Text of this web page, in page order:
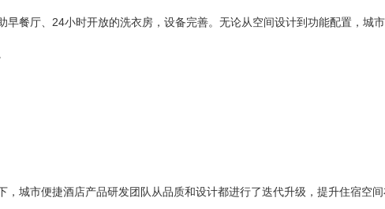
早餐厅、24小时开放的洗衣房，设备完善。无论从空间设计到功能配置，城
，城市便捷酒店产品研发团队从品质和设计都进行了迭代升级，提升住宿空间